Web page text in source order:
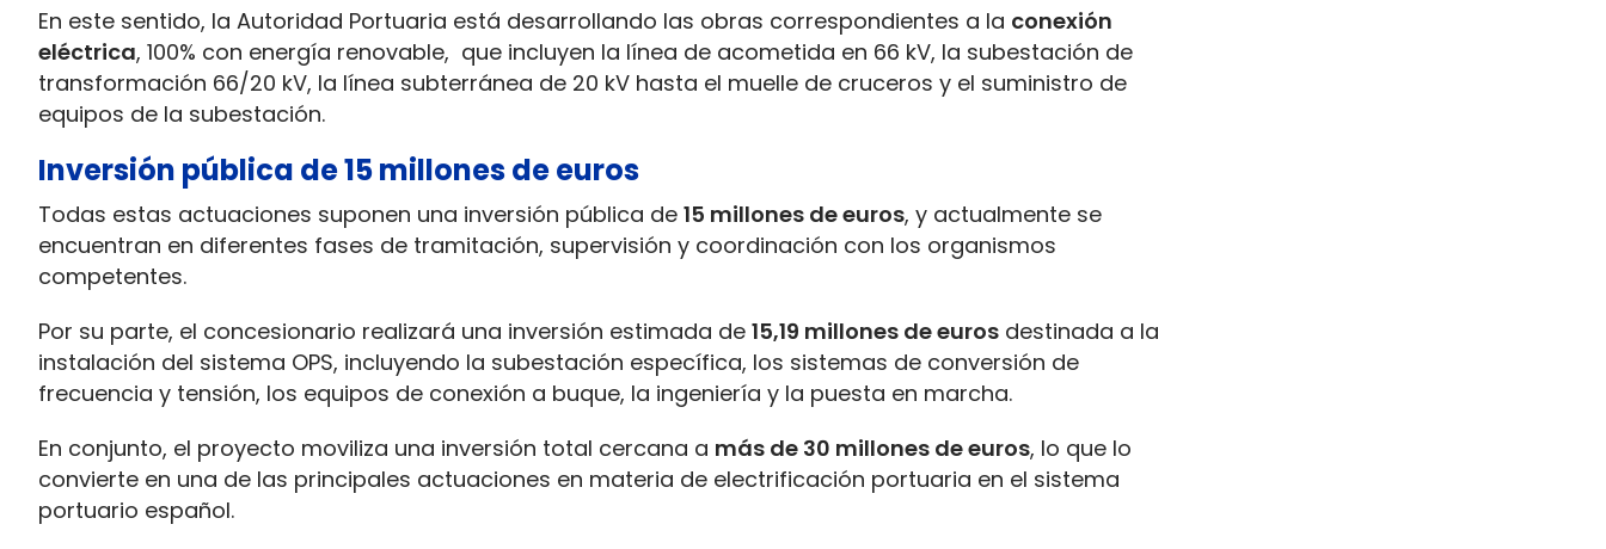
En este sentido, la Autoridad Portuaria está desarrollando las obras correspondientes a la conexión
eléctrica, 100% con energía renovable, que incluyen la línea de acometida en 66 kV, la subestación de
transformación 66/20 kV, la línea subterránea de 20 kV hasta el muelle de cruceros y el suministro de
equipos de la subestación.
Inversión pública de 15 millones de euros
Todas estas actuaciones suponen una inversión pública de 15 millones de euros, y actualmente se
encuentran en diferentes fases de tramitación, supervisión y coordinación con los organismos
competentes.
Por su parte, el concesionario realizará una inversión estimada de 15,19 millones de euros destinada a la
instalación del sistema OPS, incluyendo la subestación específica, los sistemas de conversión de
frecuencia y tensión, los equipos de conexión a buque, la ingeniería y la puesta en marcha.
En conjunto, el proyecto moviliza una inversión total cercana a más de 30 millones de euros, lo que lo
convierte en una de las principales actuaciones en materia de electrificación portuaria en el sistema
portuario español.